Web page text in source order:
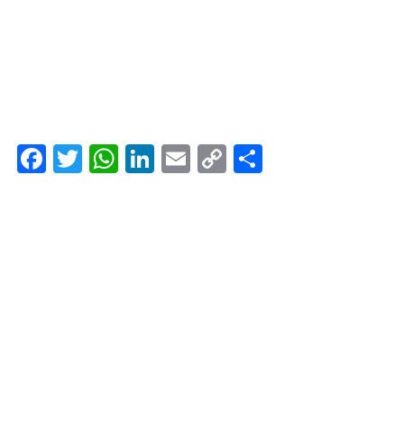
Facebook
Twitter
WhatsApp
LinkedIn
Email
Copy